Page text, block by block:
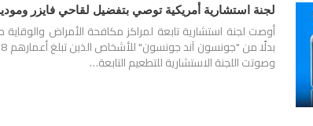
لجنة استشارية أمريكية توصي بتفضيل لقاحي فايزر
أوصت لجنة استشارية تابعة لمراكز مكافحة الأمراض والوقاية
وصوتت اللجنة الاستشارية للتطعيم التابعة…